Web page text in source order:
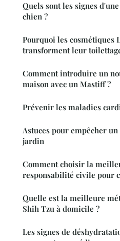
Quels sont les signes
chien ?
Pourquoi les cosmétiques
transforment leur
Comment introduire un
maison avec un Mastiff ?
Prévenir les maladies
Astuces pour empêcher
jardin
Comment choisir la
responsabilité civile pour
Quelle est la meilleure
Shih Tzu à domicile ?
Les signes de